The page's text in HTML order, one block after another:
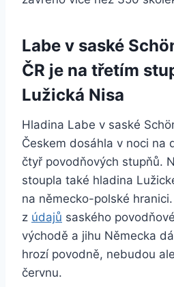
Labe v saské
ČR je na třetím
Lužická Nisa
Hladina Labe v saské
Českem dosáhla v noci na
čtyř povodňových stupňů.
stoupla také hladina
na německo-polské
z údajů saského
východě a jihu Německa
hrozí povodně, nebudou
červnu.